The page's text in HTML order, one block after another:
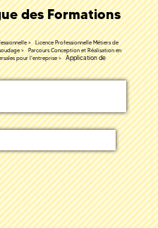
des Formations
Licence Professionnelle Métiers de
Parcours Conception et Réalisation en
pour l'entreprise
Application de